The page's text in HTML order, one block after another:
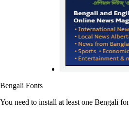
Bengali Fonts
You need to install at least one Bengali